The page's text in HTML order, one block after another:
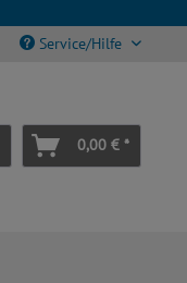
Service/Hilfe
0,00 € *